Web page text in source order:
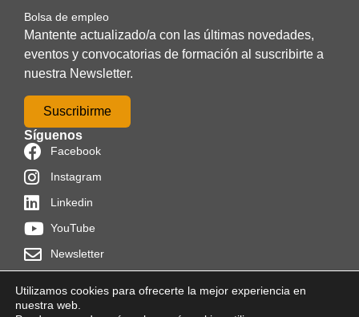
Bolsa de empleo
Mantente actualizado/a con las últimas novedades,
eventos y convocatorias de formación al suscribirte a
nuestra Newsletter.
Suscribirme
Síguenos
Facebook
Instagram
Linkedin
YouTube
Newsletter
Utilizamos cookies para ofrecerte la mejor experiencia en
nuestra web.